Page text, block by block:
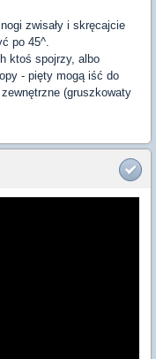
zwisały i skręcajcie
po 45^.
ktoś spojrzy, albo
- pięty mogą iść do
(gruszkowaty